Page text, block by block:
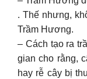
. Thế nhưng,
Trầm Hương.
– Cách tạo ra
gian cho rằng,
hay rễ cây bị